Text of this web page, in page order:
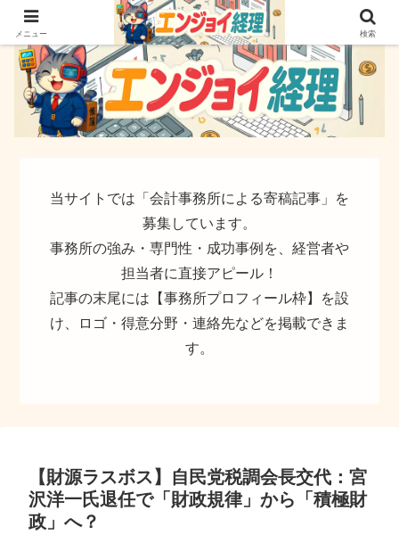
簿記でなく実務ができるサイト
当サイトでは「会計事務所による寄稿記事」を
募集しています。
事務所の強み・専門性・成功事例を、経営者や
担当者に直接アピール！
記事の末尾には【事務所プロフィール枠】を設
け、ロゴ・得意分野・連絡先などを掲載できま
す。
【財源ラスボス】自民党税調会長交代：宮
沢洋一氏退任で「財政規律」から「積極財
政」へ？
メニュー 検索